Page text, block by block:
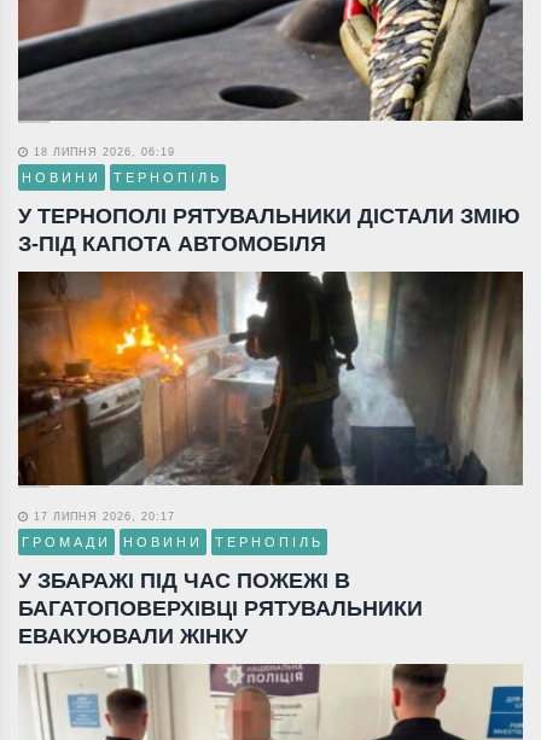
18 ЛИПНЯ 2026, 06:19
НОВИНИ ТЕРНОПІЛЬ
У ТЕРНОПОЛІ РЯТУВАЛЬНИКИ ДІСТАЛИ ЗМІЮ
З-ПІД КАПОТА АВТОМОБІЛЯ
17 ЛИПНЯ 2026, 20:17
ГРОМАДИ НОВИНИ ТЕРНОПІЛЬ
У ЗБАРАЖІ ПІД ЧАС ПОЖЕЖІ В
БАГАТОПОВЕРХІВЦІ РЯТУВАЛЬНИКИ
ЕВАКУЮВАЛИ ЖІНКУ